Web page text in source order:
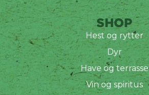
SHOP
Hest og rytter
Dyr
Have og terrasse
Vin og spiritus